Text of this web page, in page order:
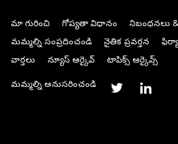
మా గురించి గోప్యతా విధానం
నిబంధనలు
మమ్మల్ని సంప్రదించండి
నైతిక ప్రవర్తన
వార్తలు
న్యూస్ ఆర్కైవ్ టాపిక్స్ ఆర్కైవ్స్
మమ్మల్ని అనుసరించండి